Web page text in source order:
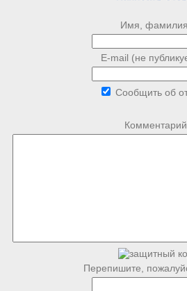
Имя,
E-mail (не
Сообщить об
Комментарий
Перепишите,